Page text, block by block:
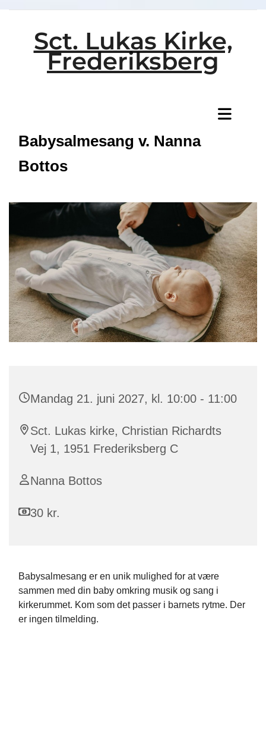
Sct. Lukas Kirke,
Frederiksberg
Babysalmesang v. Nanna
Bottos
Mandag 21. juni 2027, kl. 10:00 - 11:00
Sct. Lukas kirke, Christian Richardts
Vej 1, 1951 Frederiksberg C
Nanna Bottos
30 kr.
Babysalmesang er en unik mulighed for at være
sammen med din baby omkring musik og sang i
kirkerummet. Kom som det passer i barnets rytme. Der
er ingen tilmelding.